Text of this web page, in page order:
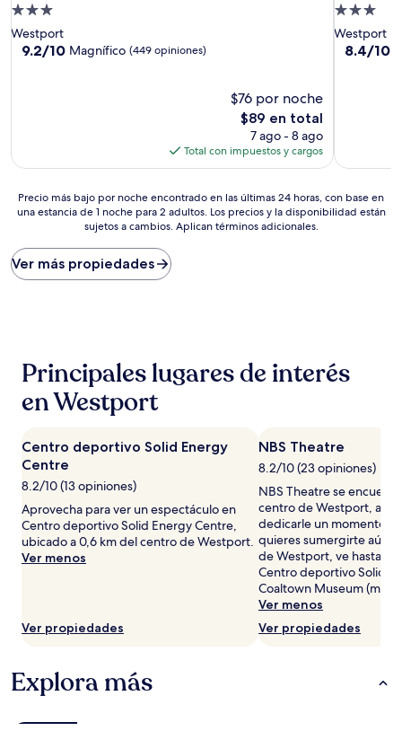
Propiedad
de
3.0
Westport
9.2
9.2/10 Magnífico (449 opiniones)
$76 por noche
El
precio
actual
es
$89
$89 en total
7 ago - 8 ago
Total con impuestos y cargos
Propiedad
de
3.0
Westport
8.4
8.4/10
Precio
más
por
noche
encontrado
con
en
estancia
de
noche
para
adultos.
Los
precios
están
cambios.
Aplican
Precio más bajo por noche encontrado en las últimas 24 horas, con base en
una estancia de 1 noche para 2 adultos. Los precios y la disponibilidad están
sujetos a cambios. Aplican términos adicionales.
Ver más propiedades
Principales lugares de interés
en Westport
Centro deportivo Solid Energy
Centre
8.2/10 (13 opiniones)
Aprovecha para ver un espectáculo en
Centro deportivo Solid Energy Centre,
ubicado a 0,6 km del centro de Westport.
Ver menos
Ver propiedades
NBS Theatre
8.2/10 (23 opiniones)
NBS Theatre se
centro de Westport, así
dedicarle un momento
quieres sumergirte aún
de Westport, ve hasta
Centro deportivo Solid
Coaltown Museum
Ver menos
Ver propiedades
Explora más